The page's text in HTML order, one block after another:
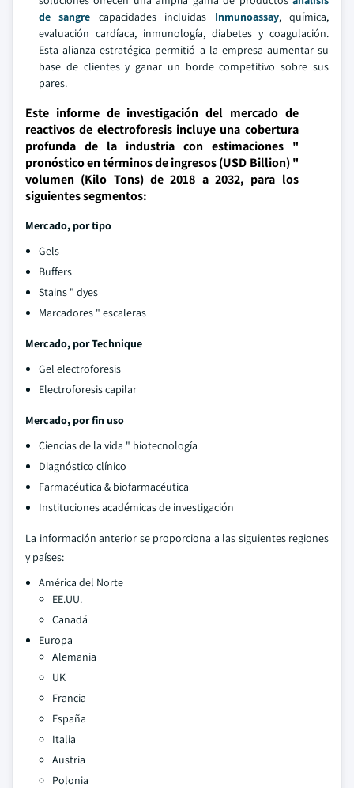
de sangre capacidades incluidas Inmunoassay, química,
evaluación cardíaca, inmunología, diabetes y coagulación.
Esta alianza estratégica permitió a la empresa aumentar su
base de clientes y ganar un borde competitivo sobre sus
pares.
Este informe de investigación del mercado de
reactivos de electroforesis incluye una cobertura
profunda de la industria con estimaciones "
pronóstico en términos de ingresos (USD Billion) "
volumen (Kilo Tons) de 2018 a 2032, para los
siguientes segmentos:
Mercado, por tipo
Gels
Buffers
Stains " dyes
Marcadores " escaleras
Mercado, por Technique
Gel electroforesis
Electroforesis capilar
Mercado, por fin uso
Ciencias de la vida " biotecnología
Diagnóstico clínico
Farmacéutica & biofarmacéutica
Instituciones académicas de investigación
La información anterior se proporciona a las siguientes regiones
y países:
América del Norte
EE.UU.
Canadá
Europa
Alemania
UK
Francia
España
Italia
Austria
Polonia